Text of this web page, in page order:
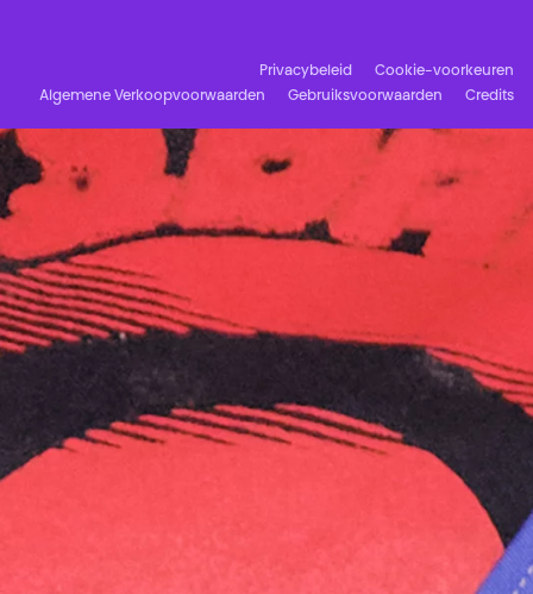
Privacybeleid
Cookie-voorkeuren
Algemene Verkoopvoorwaarden
Gebruiksvoorwaarden Credits